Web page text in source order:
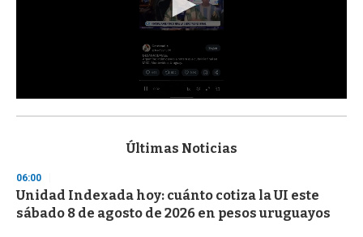
s
d
s
o
f
Últimas Noticias
06:00
Unidad Indexada hoy: cuánto cotiza la UI este
sábado 8 de agosto de 2026 en pesos uruguayos